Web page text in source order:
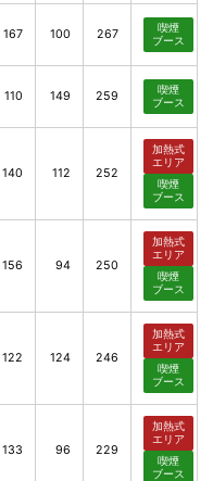
167 100 267
喫煙
ブース
110 149 259
喫煙
ブース
140 112 252
加熱式
エリア
喫煙
ブース
156 94 250
加熱式
エリア
喫煙
ブース
122 124 246
加熱式
エリア
喫煙
ブース
133 96 229
加熱式
エリア
喫煙
ブース